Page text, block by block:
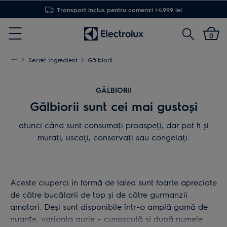
Transport inclus pentru comenzi >4.999 lei
Menu
Cautare0
Secret Ingredient Gălbiorii
GĂLBIORII
Gălbiorii sunt cei mai gustoși
atunci când sunt consumați proaspeți, dar pot fi și
murați, uscați, conservați sau congelați.
Aceste ciuperci în formă de lalea sunt foarte apreciate
de către bucătarii de top și de către gurmanzii
amatori. Deși sunt disponibile într-o amplă gamă de
nuanțe, varianta aurie – cunoscută și după numele